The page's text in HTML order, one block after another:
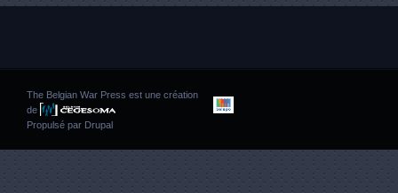
The Belgian War Press est une création
de
Propulsé par Drupal